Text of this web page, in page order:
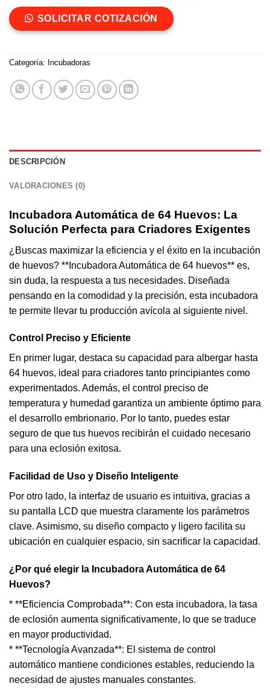
SOLICITAR COTIZACIÓN
Categoría: Incubadoras
DESCRIPCIÓN
VALORACIONES (0)
Incubadora Automática de 64 Huevos: La
Solución Perfecta para Criadores Exigentes
¿Buscas maximizar la eficiencia y el éxito en la incubación
de huevos? **Incubadora Automática de 64 huevos** es,
sin duda, la respuesta a tus necesidades. Diseñada
pensando en la comodidad y la precisión, esta incubadora
te permite llevar tu producción avícola al siguiente nivel.
Control Preciso y Eficiente
En primer lugar, destaca su capacidad para albergar hasta
64 huevos, ideal para criadores tanto principiantes como
experimentados. Además, el control preciso de
temperatura y humedad garantiza un ambiente óptimo para
el desarrollo embrionario. Por lo tanto, puedes estar
seguro de que tus huevos recibirán el cuidado necesario
para una eclosión exitosa.
Facilidad de Uso y Diseño Inteligente
Por otro lado, la interfaz de usuario es intuitiva, gracias a
su pantalla LCD que muestra claramente los parámetros
clave. Asimismo, su diseño compacto y ligero facilita su
ubicación en cualquier espacio, sin sacrificar la capacidad.
¿Por qué elegir la Incubadora Automática de 64
Huevos?
* **Eficiencia Comprobada**: Con esta incubadora, la tasa
de eclosión aumenta significativamente, lo que se traduce
en mayor productividad.
* **Tecnología Avanzada**: El sistema de control
automático mantiene condiciones estables, reduciendo la
necesidad de ajustes manuales constantes.